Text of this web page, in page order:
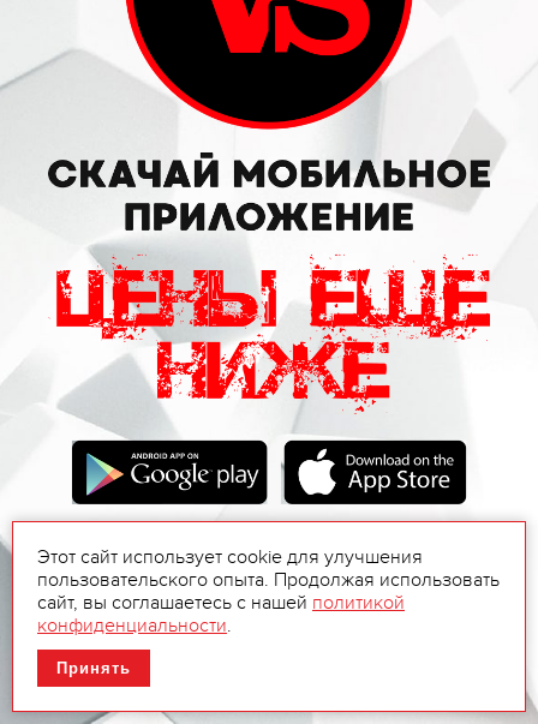
Этот сайт использует cookie для улучшения
пользовательского опыта. Продолжая использовать
сайт, вы соглашаетесь с нашей политикой
конфиденциальности.
Принять